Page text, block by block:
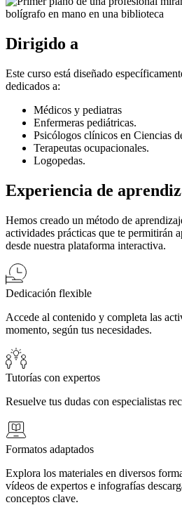
Dirigido a
Este curso está diseñado
dedicados a:
Médicos y pediatras
Enfermeras pediátricas.
Psicólogos clínicos en Ciencias
Terapeutas ocupacionales.
Logopedas.
Experiencia de
Hemos creado un método de
actividades prácticas que te permitirán
desde nuestra plataforma interactiva.
Dedicación flexible
Accede al contenido y completa las
momento, según tus necesidades.
Tutorías con expertos
Resuelve tus dudas con especialistas
Formatos adaptados
Explora los materiales en diversos
vídeos de expertos e infografías
conceptos clave.